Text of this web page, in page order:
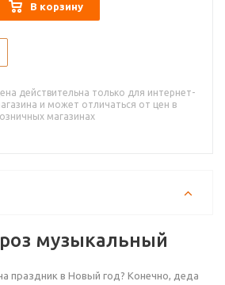
В корзину
действительна только для интернет-
и может отличаться от цен в
магазинах
музыкальный
праздник в Новый год? Конечно, деда